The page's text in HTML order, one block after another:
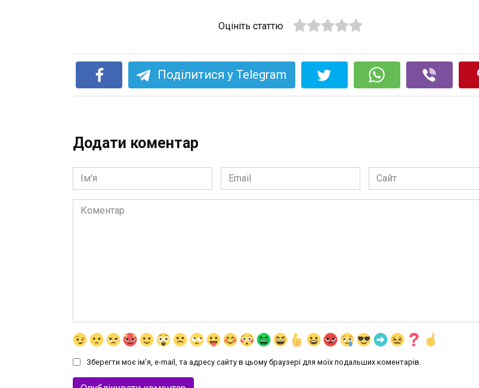
Оцініть статтю
Поділитися у Telegram
Додати коментар
Ім'я
*
Email
*
Сайт
Коментар
Зберегти моє ім'я, e-mail, та адресу сайту в цьому браузері для моїх подальших коментарів.